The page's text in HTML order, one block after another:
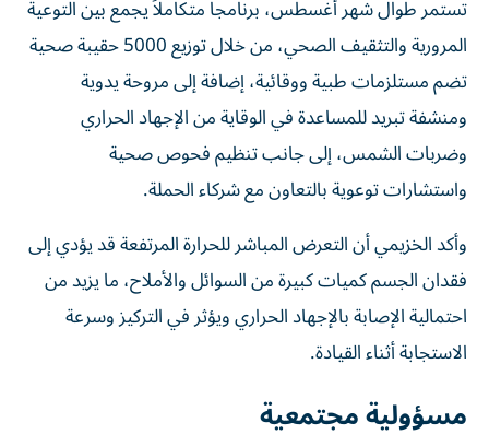
تستمر طوال شهر أغسطس، برنامجاً متكاملاً يجمع بين التوعية
المرورية والتثقيف الصحي، من خلال توزيع 5000 حقيبة صحية
تضم مستلزمات طبية ووقائية، إضافة إلى مروحة يدوية
ومنشفة تبريد للمساعدة في الوقاية من الإجهاد الحراري
وضربات الشمس، إلى جانب تنظيم فحوص صحية
واستشارات توعوية بالتعاون مع شركاء الحملة.
وأكد الخزيمي أن التعرض المباشر للحرارة المرتفعة قد يؤدي إلى
فقدان الجسم كميات كبيرة من السوائل والأملاح، ما يزيد من
احتمالية الإصابة بالإجهاد الحراري ويؤثر في التركيز وسرعة
الاستجابة أثناء القيادة.
مسؤولية مجتمعية